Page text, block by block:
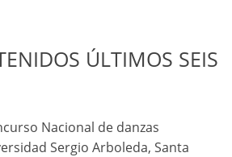
ÚLTIMOS SEIS
Nacional de danzas
Sergio Arboleda, Santa